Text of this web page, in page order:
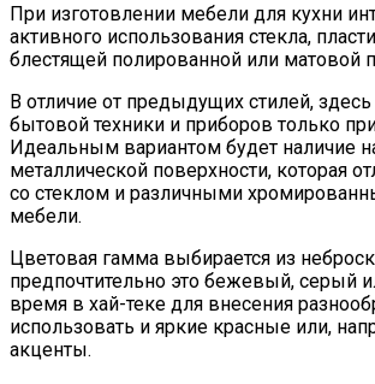
При изготовлении мебели для кухни
активного использования стекла,
блестящей полированной или матовой
В отличие от предыдущих стилей,
бытовой техники и приборов только
Идеальным вариантом будет наличие
металлической поверхности, которая
со стеклом и различными
мебели.
Цветовая гамма выбирается из
предпочтительно это бежевый, серый
время в хай-теке для внесения
использовать и яркие красные или,
акценты.